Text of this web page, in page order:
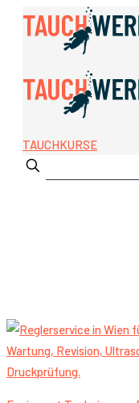
TAUCHKURSE